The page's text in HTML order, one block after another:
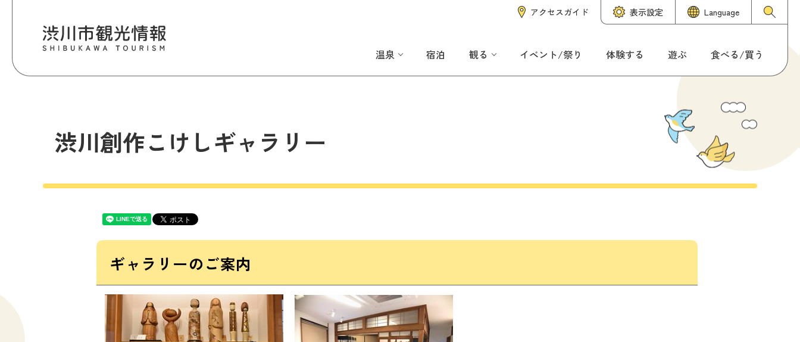
アクセスガイド 表示設定 Language
温泉 宿泊 観る イベント/祭り 体験する 遊ぶ 食べる/買う
渋川創作こけしギャラリー
ギャラリーのご案内